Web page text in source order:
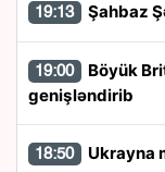
19:13 Şahbaz
19:00
genişləndirib
18:50 Ukrayna